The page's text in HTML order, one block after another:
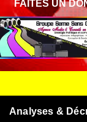
FAITES UN
Analyses &